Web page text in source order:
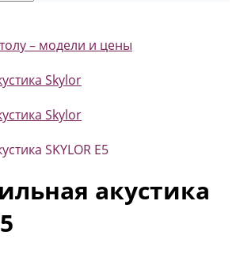
– модели и цены
Skylor
Skylor
SKYLOR E5
акустика